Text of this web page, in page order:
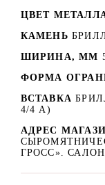
ЦВЕТ
КАМЕНЬ
ШИРИНА, ММ
ФОРМА
ВСТАВКА
4/4 А)
АДРЕС
ГРОСС». САЛОН